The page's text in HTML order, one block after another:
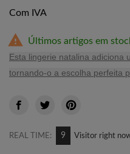
Com IVA

Últimos artigos em
Esta lingerie natalina adiciona
tornando-o a escolha perfeita
REAL TIME: 9 Visitor right